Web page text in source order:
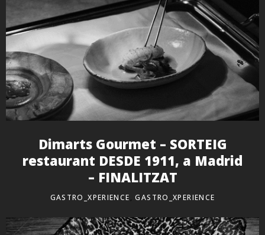
Dimarts Gourmet – SORTEIG
restaurant DESDE 1911, a Madrid
– FINALITZAT
GASTRO_XPERIENCE,GASTRO_XPERIENCE